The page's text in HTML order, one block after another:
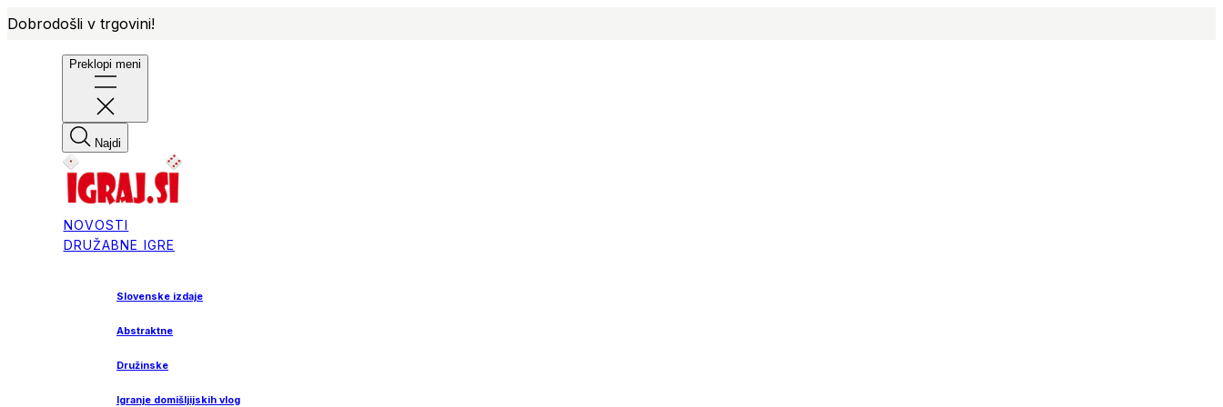
Dobrodošli v trgovini!
Preklopi meni
Najdi
NOVOSTI
DRUŽABNE IGRE
Slovenske izdaje
Abstraktne
Družinske
Igranje domišljijskih vlog